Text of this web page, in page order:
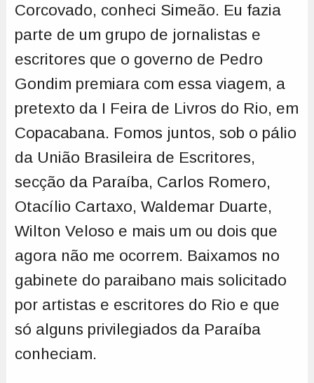
Corcovado, conheci Simeão. Eu fazia
parte de um grupo de jornalistas e
escritores que o governo de Pedro
Gondim premiara com essa viagem, a
pretexto da I Feira de Livros do Rio, em
Copacabana. Fomos juntos, sob o pálio
da União Brasileira de Escritores,
secção da Paraíba, Carlos Romero,
Otacílio Cartaxo, Waldemar Duarte,
Wilton Veloso e mais um ou dois que
agora não me ocorrem. Baixamos no
gabinete do paraibano mais solicitado
por artistas e escritores do Rio e que
só alguns privilegiados da Paraíba
conheciam.